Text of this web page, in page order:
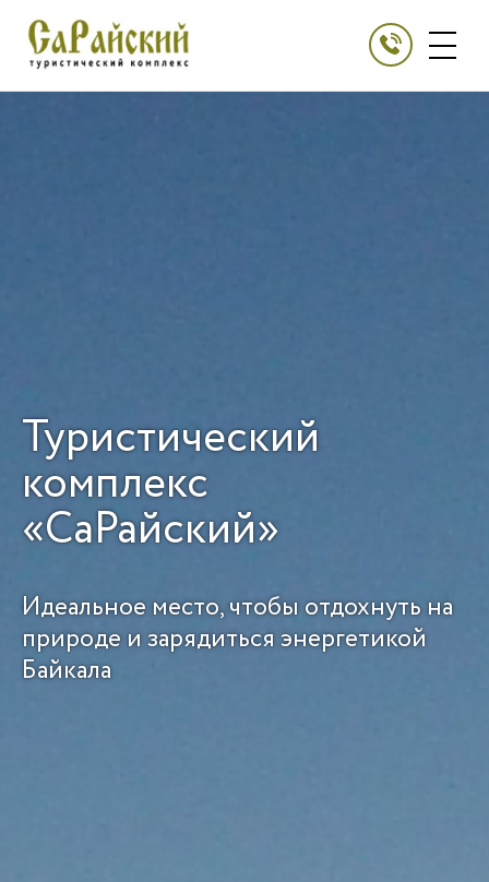
Туристический
комплекс
«СаРайский»
Идеальное место, чтобы отдохнуть на
природе и зарядиться энергетикой
Байкала